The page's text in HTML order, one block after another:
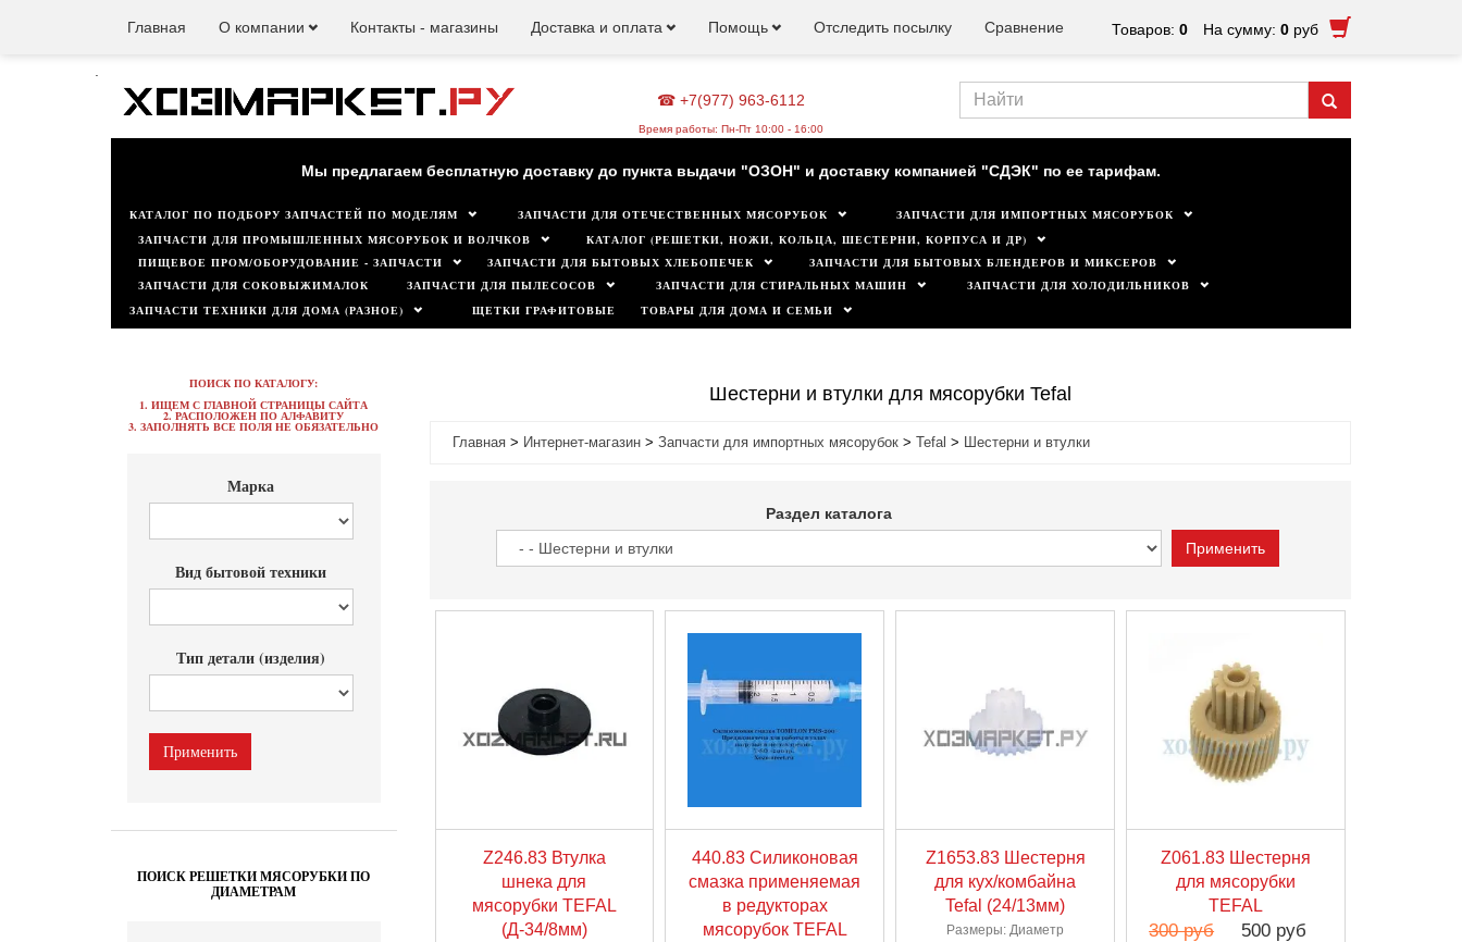
Товаров: 0 На сумму: 0 руб
Главная О компании Контакты - магазины Доставка и оплата Помощь Отследить посылку Сравнение
☎ +7(977) 963-6112
Время работы: Пн-Пт 10:00 - 16:00
Наш магазин работает для вас в обычном режиме. Все цены на сайте актуальны.
Мы предлагаем бесплатную доставку до пункта выдачи "ОЗОН" и доставку компанией "СДЭК" по ее тарифам.
Минимальная сумма заказа 500 руб.
КАТАЛОГ ПО ПОДБОРУ ЗАПЧАСТЕЙ ПО МОДЕЛЯМ ЗАПЧАСТИ ДЛЯ ОТЕЧЕСТВЕННЫХ МЯСОРУБОК
ЗАПЧАСТИ ДЛЯ ИМПОРТНЫХ МЯСОРУБОК
ЗАПЧАСТИ ДЛЯ ПРОМЫШЛЕННЫХ МЯСОРУБОК И ВОЛЧКОВ
КАТАЛОГ (РЕШЕТКИ, НОЖИ, КОЛЬЦА, ШЕСТЕРНИ, КОРПУСА И ДР)
ПИЩЕВОЕ ПРОМ/ОБОРУДОВАНИЕ - ЗАПЧАСТИ
ЗАПЧАСТИ ДЛЯ БЫТОВЫХ ХЛЕБОПЕЧЕК
ЗАПЧАСТИ ДЛЯ БЫТОВЫХ БЛЕНДЕРОВ И МИКСЕРОВ
ЗАПЧАСТИ ДЛЯ СОКОВЫЖИМАЛОК
ЗАПЧАСТИ ДЛЯ ПЫЛЕСОСОВ ЗАПЧАСТИ ДЛЯ СТИРАЛЬНЫХ МАШИН
ЗАПЧАСТИ ДЛЯ ХОЛОДИЛЬНИКОВ
ЗАПЧАСТИ ТЕХНИКИ ДЛЯ ДОМА (РАЗНОЕ)
ЩЕТКИ ГРАФИТОВЫЕ ТОВАРЫ ДЛЯ ДОМА И СЕМЬИ
Шестерни и втулки для мясорубки Tefal
Главная> Интернет-магазин> Запчасти для импортных мясорубок> Tefal > Шестерни и втулки
Раздел каталога
Z246.83 Втулка
шнека для
мясорубки TEFAL
(Д-34/8мм)
440.83 Силиконовая
смазка применяемая
в редукторах
мясорубок TEFAL
Z1653.83 Шестерня
для кух/комбайна
Tefal (24/13мм)
Размеры: Диаметр
Z061.83 Шестерня
для мясорубки
TEFAL
300 руб 500 руб
ПОИСК ПО КАТАЛОГУ:
1. ИЩЕМ С ГЛАВНОЙ СТРАНИЦЫ САЙТА
2. РАСПОЛОЖЕН ПО АЛФАВИТУ
3. ЗАПОЛНЯТЬ ВСЕ ПОЛЯ НЕ ОБЯЗАТЕЛЬНО
Марка
Вид бытовой техники
Тип детали (изделия)
ПОИСК РЕШЕТКИ МЯСОРУБКИ ПО
ДИАМЕТРАМ